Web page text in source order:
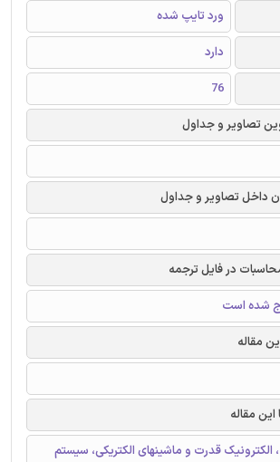
ورد تایپ شده
دارد
76
تصاویر و جداول
داخل تصاویر و جداول
در فایل ترجمه
شده است
مقاله
مقاله
الکترونیک قدرت و ماشینهای الکتریکی، سیستم